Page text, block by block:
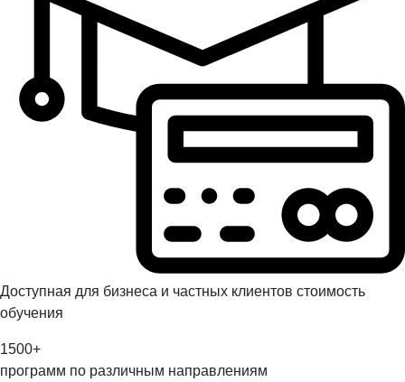
Доступная для бизнеса и частных клиентов стоимость
обучения
1500+
программ по различным направлениям